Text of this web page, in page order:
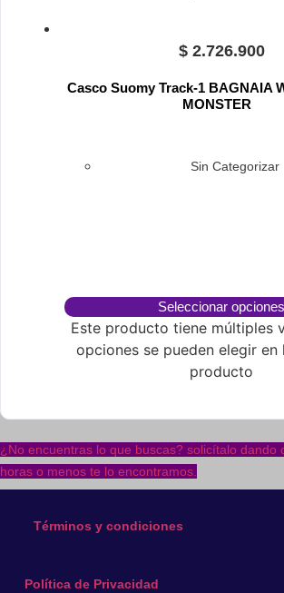
$2.726.900
Casco Suomy Track-1 BAGNAIA
MONSTER
Sin Categorizar
Seleccionar opciones
Este producto tiene múltiples
opciones se pueden elegir en
producto
¿No encuentras lo que buscas? solicítalo dando
horas o menos te lo encontramos.
Términos y condiciones
Política de Privacidad